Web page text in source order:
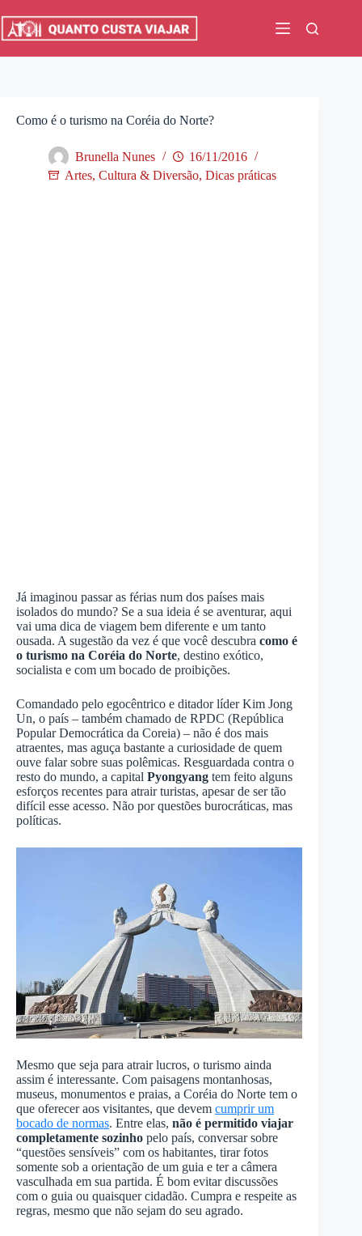
para
Como é o turismo na Coréia do Norte?
Brunella Nunes
16/11/2016
Artes, Cultura & Diversão, Dicas práticas
Já imaginou passar as férias num dos países mais
isolados do mundo? Se a sua ideia é se aventurar, aqui
vai uma dica de viagem bem diferente e um tanto
ousada. A sugestão da vez é que você descubra como é
o turismo na Coréia do Norte, destino exótico,
socialista e com um bocado de proibições.
Comandado pelo egocêntrico e ditador líder Kim Jong
Un, o país – também chamado de RPDC (República
Popular Democrática da Coreia) – não é dos mais
atraentes, mas aguça bastante a curiosidade de quem
ouve falar sobre suas polêmicas. Resguardada contra o
resto do mundo, a capital Pyongyang tem feito alguns
esforços recentes para atrair turistas, apesar de ser tão
difícil esse acesso. Não por questões burocráticas, mas
políticas.
Mesmo que seja para atrair lucros, o turismo ainda
assim é interessante. Com paisagens montanhosas,
museus, monumentos e praias, a Coréia do Norte tem o
que oferecer aos visitantes, que devem cumprir um
bocado de normas. Entre elas, não é permitido viajar
completamente sozinho pelo país, conversar sobre
“questões sensíveis” com os habitantes, tirar fotos
somente sob a orientação de um guia e ter a câmera
vasculhada em sua partida. É bom evitar discussões
com o guia ou quaisquer cidadão. Cumpra e respeite as
regras, mesmo que não sejam do seu agrado.